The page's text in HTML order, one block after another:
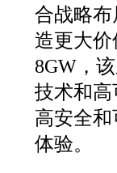
合战略
造更大价
8GW，
技术和
高安全
体验。